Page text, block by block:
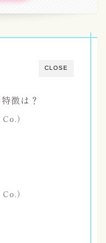
CLOSE
徴は？
）
）